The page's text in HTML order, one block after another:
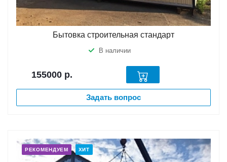
Бытовка строительная стандарт
В наличии
155000 р.
Задать вопрос
РЕКОМЕНДУЕМ ХИТ